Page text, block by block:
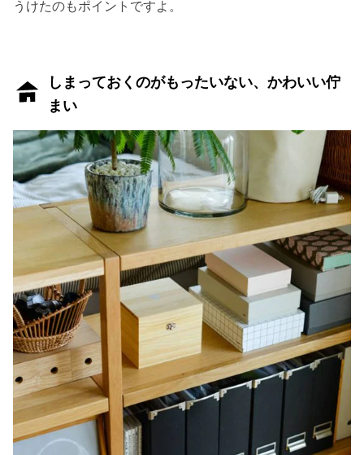
うけたのもポイントですよ。
しまっておくのがもったいない、かわいい佇
まい